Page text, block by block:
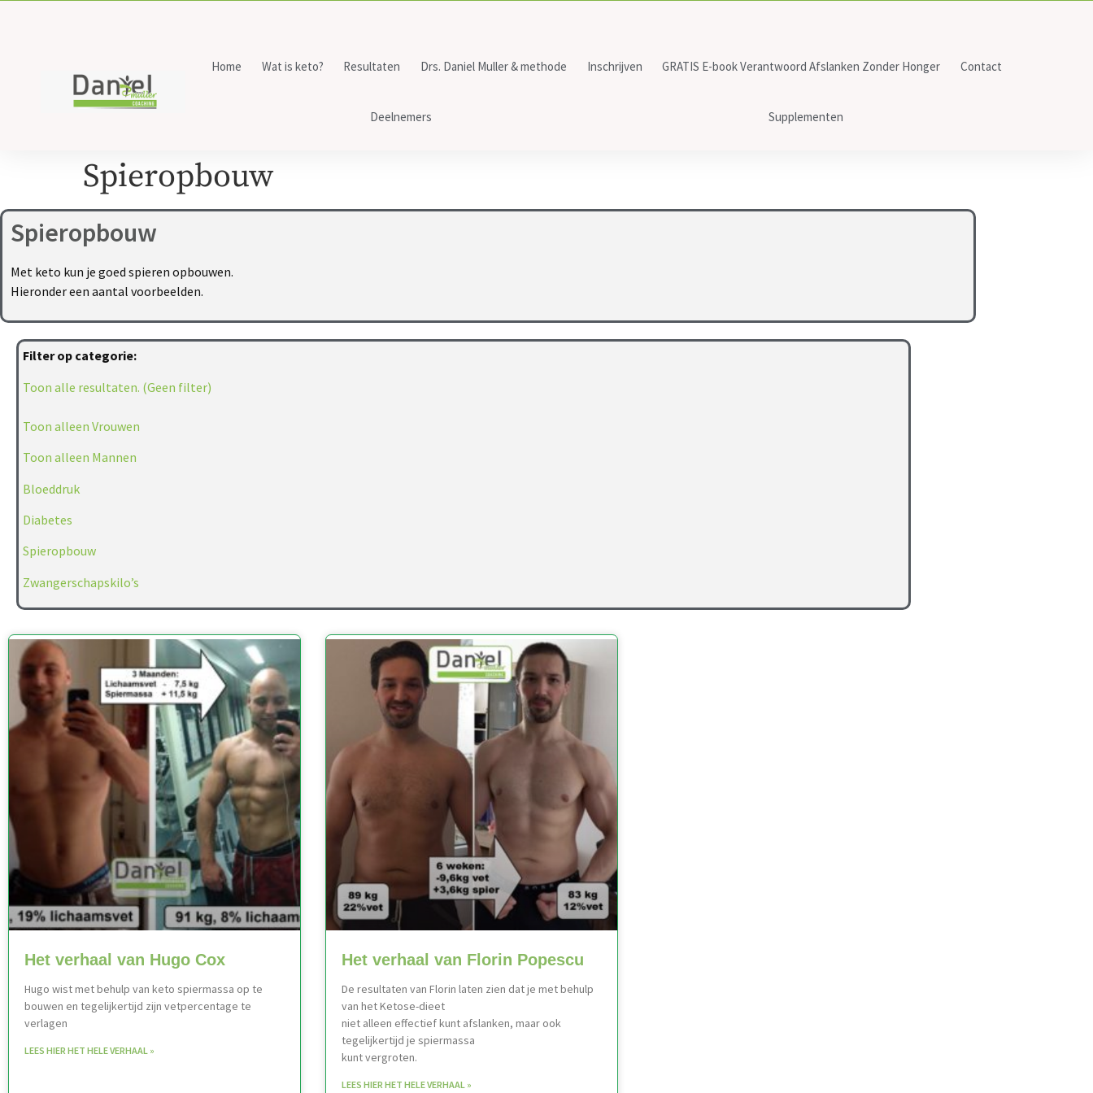
Home Wat is keto? Resultaten Drs. Daniel Muller & methode Inschrijven GRATIS E-book Verantwoord Afslanken Zonder Honger Contact
Deelnemers Supplementen
Spieropbouw
Spieropbouw
Met keto kun je goed spieren opbouwen.
Hieronder een aantal voorbeelden.
Filter op categorie:
Toon alle resultaten. (Geen filter)
Toon alleen Vrouwen
Toon alleen Mannen
Bloeddruk
Diabetes
Spieropbouw
Zwangerschapskilo’s
Het verhaal van Hugo Cox
Hugo wist met behulp van keto spiermassa op te
bouwen en tegelijkertijd zijn vetpercentage te
verlagen
LEES HIER HET HELE VERHAAL »
Het verhaal van Florin Popescu
De resultaten van Florin laten zien dat je met behulp
van het Ketose-dieet
niet alleen effectief kunt afslanken, maar ook
tegelijkertijd je spiermassa
kunt vergroten.
LEES HIER HET HELE VERHAAL »